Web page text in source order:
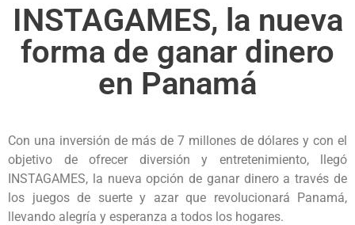
INSTAGAMES, la nueva
forma de ganar dinero
en Panamá
Con una inversión de más de 7 millones de dólares y con el
objetivo de ofrecer diversión y entretenimiento, llegó
INSTAGAMES, la nueva opción de ganar dinero a través de
los juegos de suerte y azar que revolucionará Panamá,
llevando alegría y esperanza a todos los hogares.